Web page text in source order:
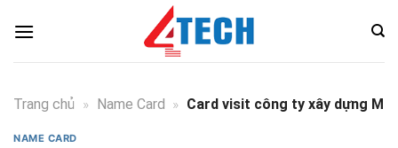
Trang chủ » Name Card » Card visit công ty xây dựng
NAME CARD